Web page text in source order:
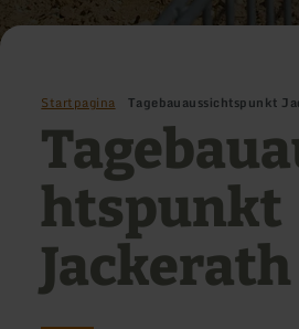
Startpagina Tagebauaussichtspunkt
htspunkt
Jackerath